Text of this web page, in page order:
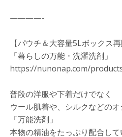
————-
【パウチ＆大容量5Lボックス再
「暮らしの万能・洗濯洗剤」
https://nunonap.com/
普段の洋服や下着だけでなく
ウール肌着や、シルクなどの
「万能洗剤」
本物の精油をたっぷり配合し